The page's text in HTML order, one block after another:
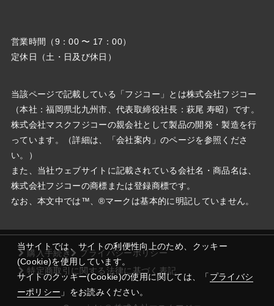
当サイトでは、サイトの利便性向上のため、クッキー
(Cookie)を使用しています。
サイトのクッキー(Cookie)の使用に関しては、「 プライバシ
ーポリシー 」をお読みください。
営業時間（9：00 〜 17：00）
定休日（土・日及び休日）
当該ページで記載している「フジコー」とは株式会社フジコー
（本社：福岡県北九州市、代表取締役社⻑：萩尾 寿昭）です。
株式会社マスクフジコーの親会社として製品の開発・製造を行
っています。（詳細は、「会社案内」のページを参照くださ
い。）
また、当社ウェブサイトに記載されている会社名・商品名は、
株式会社フジコーの商標または登録商標です。
なお、本文中では™、®マークは基本的に明記していません。
購入手続き
プライバシーポリシー
特定商取引に関する法律に基づく表記